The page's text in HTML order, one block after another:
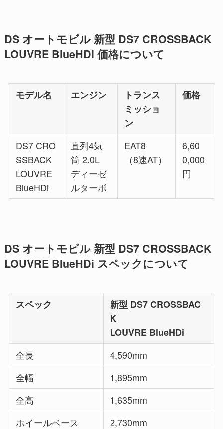
DS オートモビル 新型 DS7 CROSSBACK
LOUVRE BlueHDi 価格について
モデル名 エンジン
トランス
ミッショ
ン
価格
DS7 CRO
SSBACK
LOUVRE
BlueHDi
直列4気
筒 2.0L
ディーゼ
ルターボ
EAT8
（8速AT）
6,60
0,000
円
DS オートモビル 新型 DS7 CROSSBACK
LOUVRE BlueHDi スペックについて
スペック
新型 DS7 CROSSBAC
K
LOUVRE BlueHDi
全長
4,590mm
全幅
1,895mm
全高
1,635mm
ホイールベース
2,730mm